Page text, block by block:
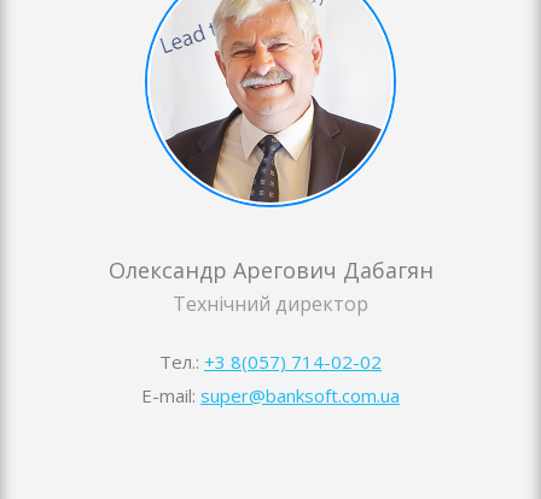
Олександр Арегович Дабагян
Технічний директор
Тел.: +3 8(057) 714-02-02
E-mail: super@banksoft.com.ua